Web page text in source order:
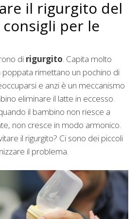
il rigurgito del
per le
di rigurgito. Capita molto
rimettano un pochino di
e anzi è un meccanismo
eliminare il latte in eccesso.
il bambino non riesce a
non cresce in modo armonico.
il rigurgito? Ci sono dei piccoli
il problema.